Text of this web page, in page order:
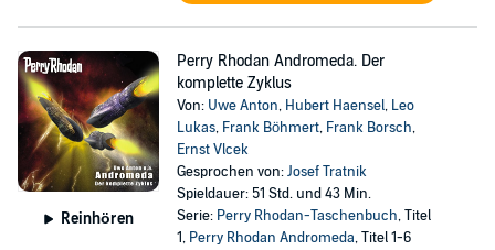
Reinhören
Perry Rhodan Andromeda. Der
komplette Zyklus
Von: Uwe Anton, Hubert Haensel, Leo
Lukas, Frank Böhmert, Frank Borsch,
Ernst Vlcek
Gesprochen von:Josef Tratnik
Spieldauer: 51 Std. und 43 Min.
Serie: Perry Rhodan-Taschenbuch, Titel
1, Perry Rhodan Andromeda, Titel 1-6